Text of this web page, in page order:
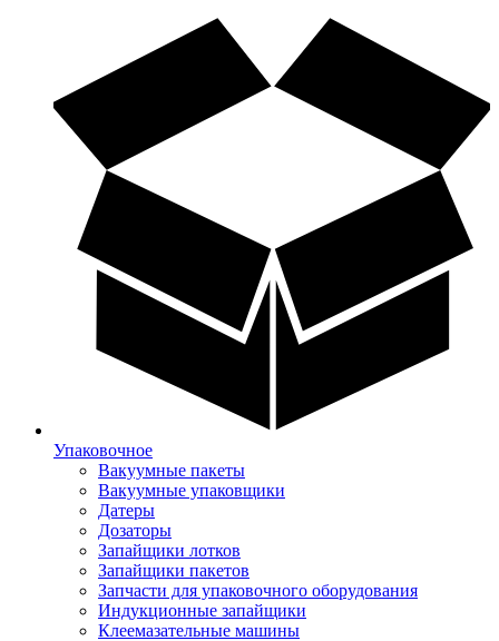
Упаковочное
Вакуумные пакеты
Вакуумные упаковщики
Датеры
Дозаторы
Запайщики лотков
Запайщики пакетов
Запчасти для упаковочного оборудования
Индукционные запайщики
Клеемазательные машины